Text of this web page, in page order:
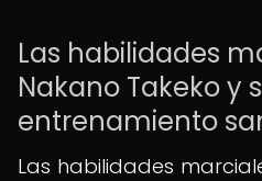
Las habilidades
Nakano Takeko y
entrenamiento
Las habilidades